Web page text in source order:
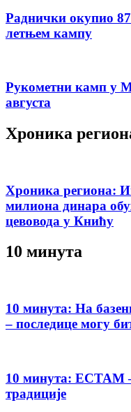
Раднички окупио
летњем кампу
Рукометни камп у
августа
Хроника
Хроника региона:
милиона динара
цевовода у Книћу
10 минута
10 минута: На
– последице могу
10 минута: ЕСТАМ
традиције